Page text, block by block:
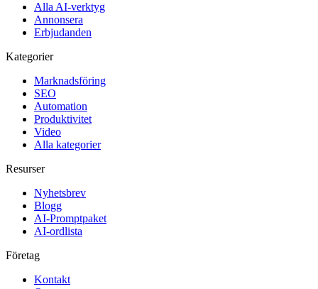
Alla AI-verktyg
Annonsera
Erbjudanden
Kategorier
Marknadsföring
SEO
Automation
Produktivitet
Video
Alla kategorier
Resurser
Nyhetsbrev
Blogg
AI-Promptpaket
AI-ordlista
Företag
Kontakt